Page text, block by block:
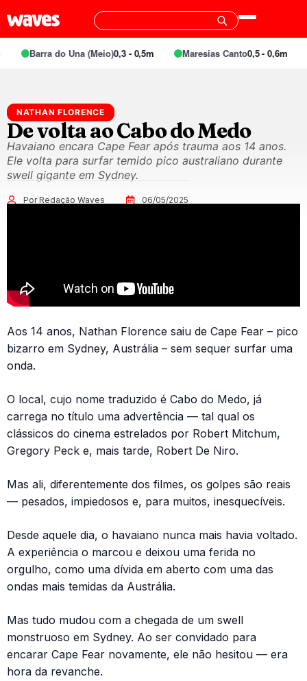
Barra do Una (Meio)0,3 - 0,5m Maresias Canto0,5 - 0,6m
NATHAN FLORENCE
De volta ao Cabo do Medo
Havaiano encara Cape Fear após trauma aos 14 anos.
Ele volta para surfar temido pico australiano durante
swell gigante em Sydney.
Por Redação Waves 06/05/2025
Aos 14 anos, Nathan Florence saiu de Cape Fear – pico
bizarro em Sydney, Austrália – sem sequer surfar uma
onda.
O local, cujo nome traduzido é Cabo do Medo, já
carrega no título uma advertência — tal qual os
clássicos do cinema estrelados por Robert Mitchum,
Gregory Peck e, mais tarde, Robert De Niro.
Mas ali, diferentemente dos filmes, os golpes são reais
— pesados, impiedosos e, para muitos, inesquecíveis.
Desde aquele dia, o havaiano nunca mais havia voltado.
A experiência o marcou e deixou uma ferida no
orgulho, como uma dívida em aberto com uma das
ondas mais temidas da Austrália.
Mas tudo mudou com a chegada de um swell
monstruoso em Sydney. Ao ser convidado para
encarar Cape Fear novamente, ele não hesitou — era
hora da revanche.